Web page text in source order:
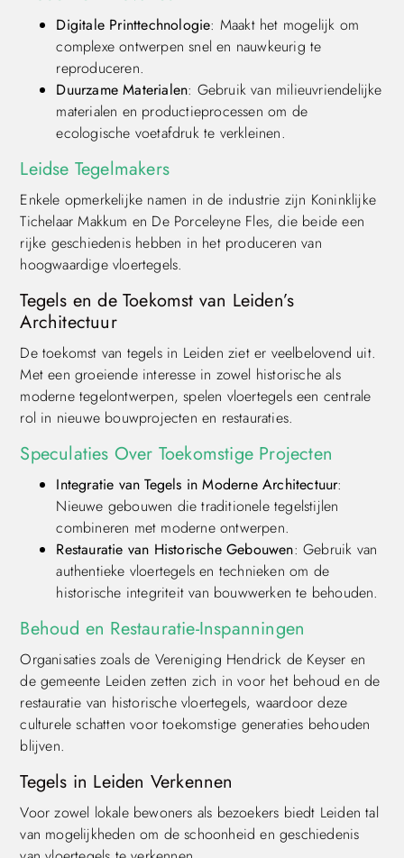
Digitale Printtechnologie: Maakt het mogelijk om
complexe ontwerpen snel en nauwkeurig te
reproduceren.
Duurzame Materialen: Gebruik van milieuvriendelijke
materialen en productieprocessen om de
ecologische voetafdruk te verkleinen.
Leidse Tegelmakers
Enkele opmerkelijke namen in de industrie zijn Koninklijke
Tichelaar Makkum en De Porceleyne Fles, die beide een
rijke geschiedenis hebben in het produceren van
hoogwaardige vloertegels.
Tegels en de Toekomst van Leiden’s
Architectuur
De toekomst van tegels in Leiden ziet er veelbelovend uit.
Met een groeiende interesse in zowel historische als
moderne tegelontwerpen, spelen vloertegels een centrale
rol in nieuwe bouwprojecten en restauraties.
Speculaties Over Toekomstige Projecten
Integratie van Tegels in Moderne Architectuur:
Nieuwe gebouwen die traditionele tegelstijlen
combineren met moderne ontwerpen.
Restauratie van Historische Gebouwen: Gebruik van
authentieke vloertegels en technieken om de
historische integriteit van bouwwerken te behouden.
Behoud en Restauratie-Inspanningen
Organisaties zoals de Vereniging Hendrick de Keyser en
de gemeente Leiden zetten zich in voor het behoud en de
restauratie van historische vloertegels, waardoor deze
culturele schatten voor toekomstige generaties behouden
blijven.
Tegels in Leiden Verkennen
Voor zowel lokale bewoners als bezoekers biedt Leiden tal
van mogelijkheden om de schoonheid en geschiedenis